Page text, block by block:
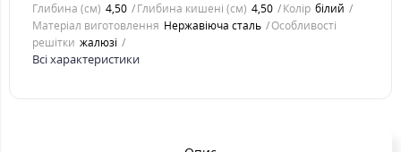
Глибина (см) 4,50 Глибина кишені (см) 4,50 Колір білий
Матеріал виготовлення Нержавіюча сталь
Особливості
решітки жалюзі
Всі характеристики